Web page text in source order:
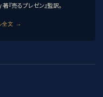
『売るプレゼン』監訳。
全文 →